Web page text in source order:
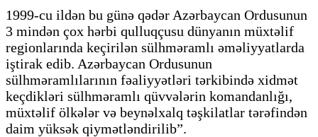
1999-cu ildən bu günə qədər Azərbaycan Ordusunun
3 mindən çox hərbi qulluqçusu dünyanın müxtəlif
regionlarında keçirilən sülhməramlı əməliyyatlarda
iştirak edib. Azərbaycan Ordusunun
sülhməramlılarının fəaliyyətləri tərkibində xidmət
keçdikləri sülhməramlı qüvvələrin komandanlığı,
müxtəlif ölkələr və beynəlxalq təşkilatlar tərəfindən
daim yüksək qiymətləndirilib”.